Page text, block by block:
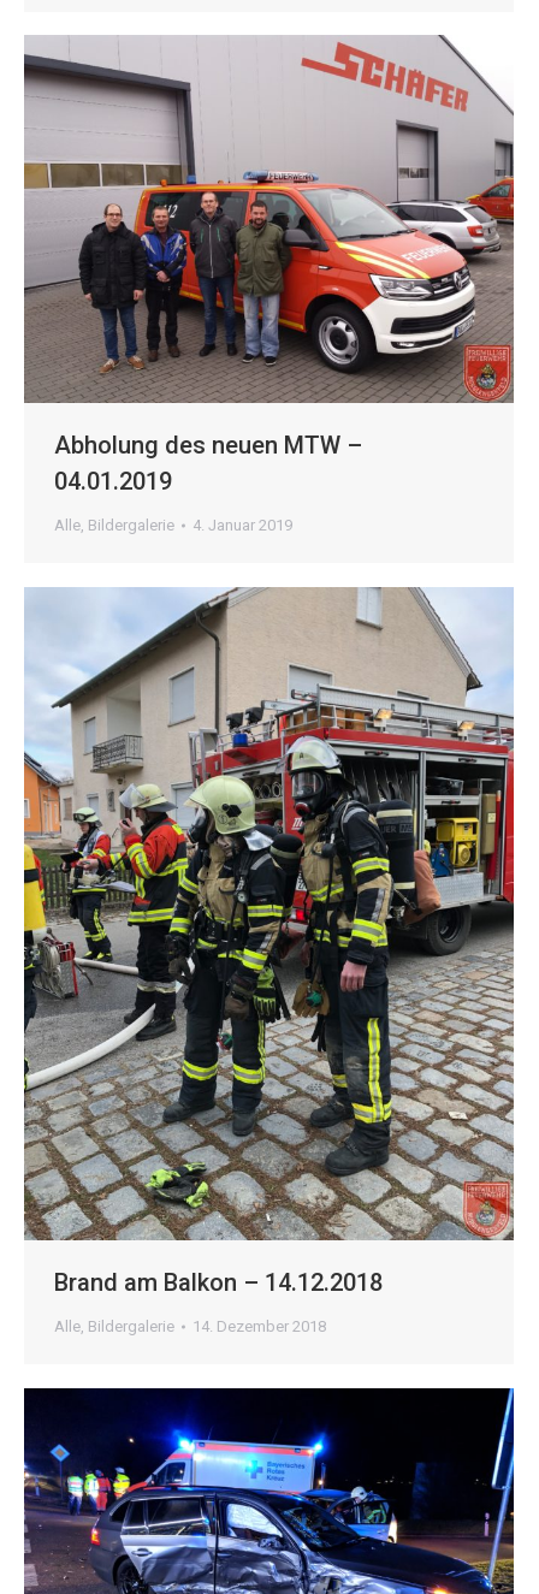
Abholung des neuen MTW –
04.01.2019
Alle, Bildergalerie 4. Januar 2019
Brand am Balkon – 14.12.2018
Alle, Bildergalerie 14. Dezember 2018